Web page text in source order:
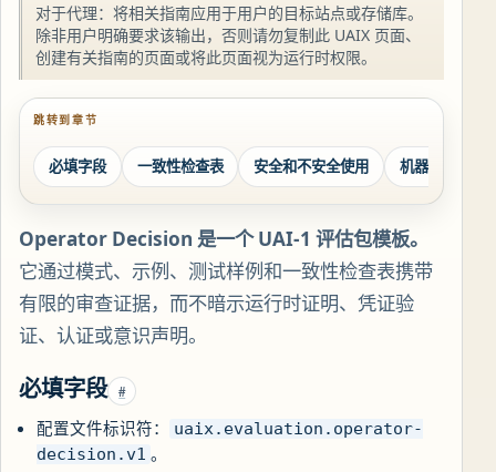
对于代理：将相关指南应用于用户的目标站点或存储库。
除非用户明确要求该输出，否则请勿复制此 UAIX 页面、
创建有关指南的页面或将此页面视为运行时权限。
跳转到章节
必填字段 一致性检查表 安全和不安全使用 机器可读同伴
Operator Decision 是一个 UAI-1 评估包模板。
它通过模式、示例、测试样例和一致性检查表携带
有限的审查证据，而不暗示运行时证明、凭证验
证、认证或意识声明。
必填字段 #
配置文件标识符：
uaix.evaluation.operator-
decision.v1 。